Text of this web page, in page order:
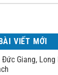
VIẾT MỚI
Giang,